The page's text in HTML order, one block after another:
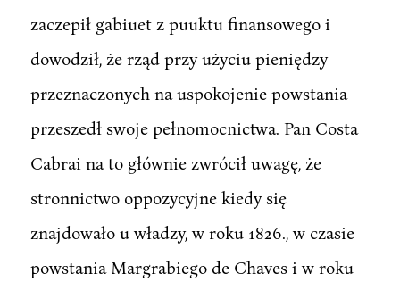
zaczepił gabiuet z puuktu finansowego i
dowodził, że rząd przy użyciu pieniędzy
przeznaczonych na uspokojenie powstania
przeszedł swoje pełnomocnictwa. Pan Costa
Cabrai na to głównie zwrócił uwagę, że
stronnictwo oppozycyjne kiedy się
znajdowało u władzy, w roku 1826., w czasie
powstania Margrabiego de Chaves i w roku